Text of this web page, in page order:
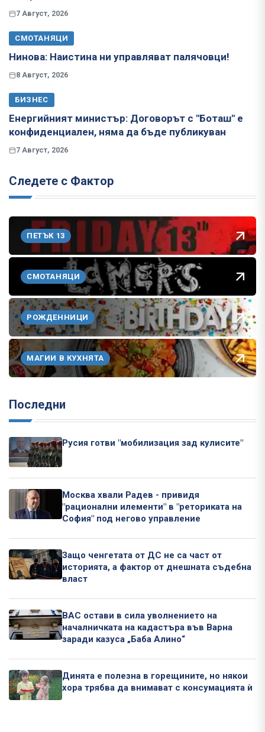
7 Август, 2026
СМОТАНЯЦИ
Нинова: Наистина ни управляват палячовци!
8 Август, 2026
БИЗНЕС
Енергийният министър: Договорът с "Боташ" е
конфиденциален, няма да бъде публикуван
7 Август, 2026
Следете с Фактор
ПЕТЪК 13
СМОТАНЯЦИ
РОЖДЕННИЦИ
МАГИИ В КУХНЯТА
Последни
Русия готви "мобилизация зад кулисите"
Москва хвали Радев - привидя
"рационални илементи" в "реториката на
София" под негово управление
Защо ченгетата от ДС не са част от
историята, а фактор от днешната съдебна
власт
ВАС остави в сила уволнението на
началничката на кадастъра във Варна
заради казуса „Баба Алино“
Динята е полезна в горещините, но някои
хора трябва да внимават с консумацията ѝ